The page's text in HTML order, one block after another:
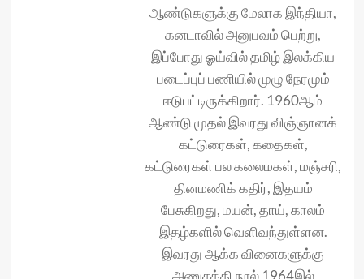
ஆண்டுகளுக்கு மேலாக இந்தியா,
கனடாவில் அனுபவம் பெற்று,
இப்போது ஓய்வில் தமிழ் இலக்கிய
படைப்புப் பணியில் முழு நேரமும்
ஈடுபட்டிருக்கிறார். 1960ஆம்
ஆண்டு முதல் இவரது விஞ்ஞானக்
கட்டுரைகள், கதைகள்,
கட்டுரைகள் பல கலைமகள், மஞ்சரி,
தினமணிக் கதிர், இதயம்
பேசுகிறது, மயன், தாய், காலம்
இதழ்களில் வெளிவந்துள்ளன.
இவரது ஆக்க வினைகளுக்கு
அணுசக்தி நூல் 1964இல்